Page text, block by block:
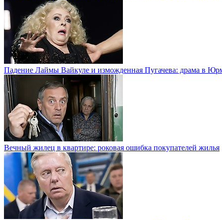
Падение Лаймы Вайкуле и изможденная Пугачева: драма в
Вечный жилец в квартире: роковая ошибка покупателей жилья